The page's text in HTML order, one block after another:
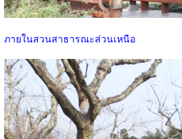
ภายในสวนสาธารณะส่วนเหนือ